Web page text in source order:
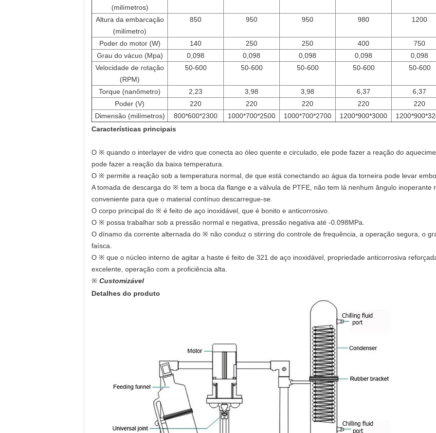
(milímetros)
Altura da embarcação
(milímetro)
850 950 950 980 1200
Poder do motor (W) 140 250 250 400
750
Grau do vácuo (Mpa)
0,098 0,098 0,098 0,098
0,098
Velocidade de rotação
(RPM)
50-600 50-600 50-600 50-600 50-600
Torque (nanômetro) 2,23 3,98 3,98 6,37
6,37
Poder (V)
220 220 220 220
220
Dimensão (milímetros)
800*600*2300 1000*700*2500 1000*700*2700 1200*900*3000
Características principais
O ※ quando o interlayer de vidro que conecta ao óleo quente e circulado, ele pode fazer a reação do
pode fazer a reação da baixa temperatura.
O ※ permite a reação sob a temperatura normal, de que está conectando ao água da torneira pode levar
A tomada de descarga do ※ tem a boca da flange e a válvula de PTFE, não tem lá nenhum ângulo inoperante
conveniente para que o material contínuo descarregue-se.
O corpo principal do ※ é feito de aço inoxidável, que é bonito e anticorrosivo.
O ※ possa trabalhar sob a pressão normal e negativa, pressão negativa até -0.098MPa.
O dínamo da corrente alternada do ※ não conduz o stirring do controle de frequência, a operação segura, o
faísca.
O ※ que o núcleo interno de agitar a haste é feito de 321 de aço inoxidável, propriedade anticorrosiva
excelente, operação com a proficiência alta.
※ Customizável
Detalhes do produto